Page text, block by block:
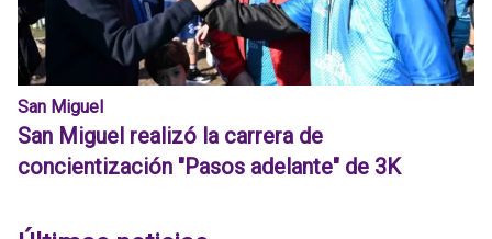
San Miguel
San Miguel realizó la carrera de
concientización "Pasos adelante" de 3K